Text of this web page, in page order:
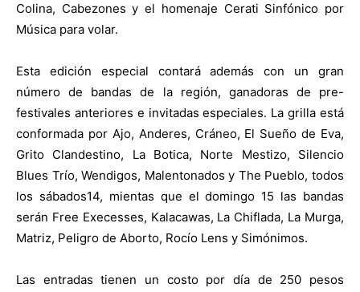
Colina, Cabezones y el homenaje Cerati Sinfónico por
Música para volar.
Esta edición especial contará además con un gran
número de bandas de la región, ganadoras de pre-
festivales anteriores e invitadas especiales. La grilla está
conformada por Ajo, Anderes, Cráneo, El Sueño de Eva,
Grito Clandestino, La Botica, Norte Mestizo, Silencio
Blues Trío, Wendigos, Malentonados y The Pueblo, todos
los sábados14, mientas que el domingo 15 las bandas
serán Free Execesses, Kalacawas, La Chiflada, La Murga,
Matriz, Peligro de Aborto, Rocío Lens y Simónimos.
Las entradas tienen un costo por día de 250 pesos